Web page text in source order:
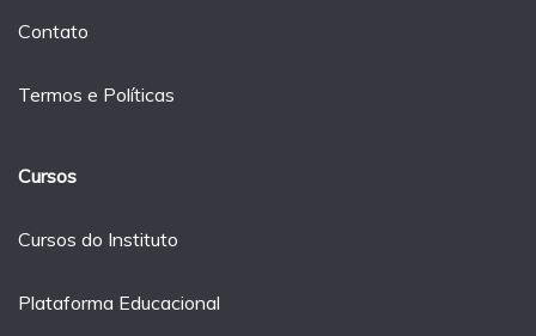
Contato
Termos e Políticas
Cursos
Cursos do Instituto
Plataforma Educacional